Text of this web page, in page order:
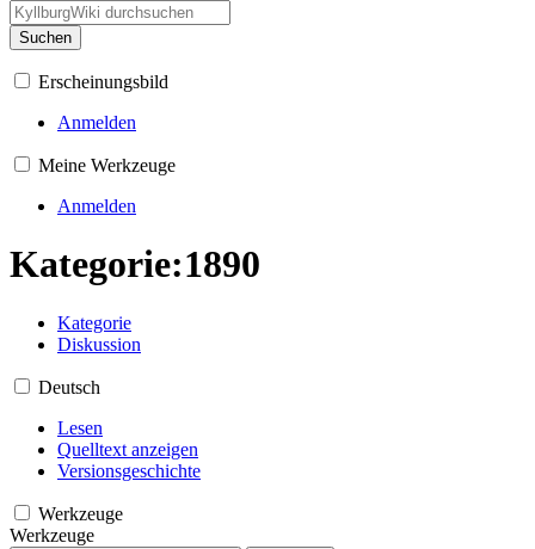
Suchen
Erscheinungsbild
Anmelden
Meine Werkzeuge
Anmelden
Kategorie:1890
Kategorie
Diskussion
Deutsch
Lesen
Quelltext anzeigen
Versionsgeschichte
Werkzeuge
Werkzeuge